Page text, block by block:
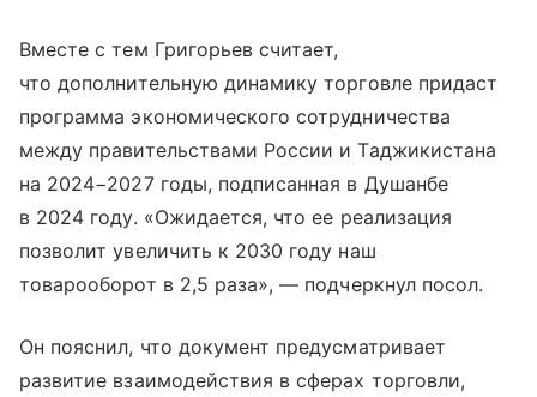
Вместе с тем Григорьев считает,
что дополнительную динамику торговле придаст
программа экономического сотрудничества
между правительствами России и Таджикистана
на 2024−2027 годы, подписанная в Душанбе
в 2024 году. «Ожидается, что ее реализация
позволит увеличить к 2030 году наш
товарооборот в 2,5 раза», — подчеркнул посол.
Он пояснил, что документ предусматривает
развитие взаимодействия в сферах торговли,